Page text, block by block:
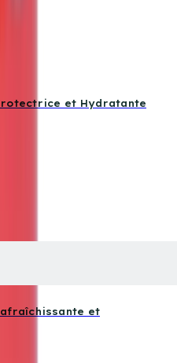
et Hydratante
et